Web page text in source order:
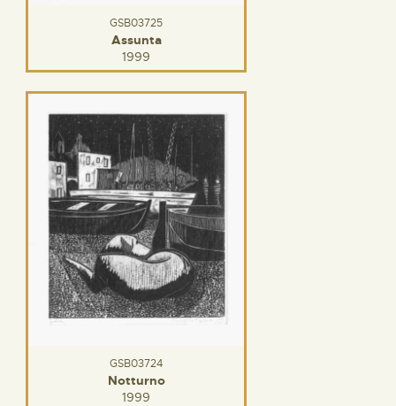
GSB03725
Assunta
1999
GSB03724
Notturno
1999